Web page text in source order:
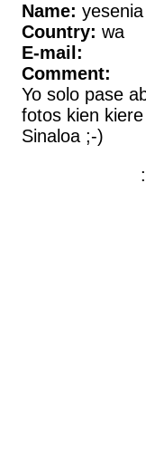
Name: yesenia
Country: wa
E-mail:
Comment:
Yo solo pase
fotos kien
Sinaloa ;-)